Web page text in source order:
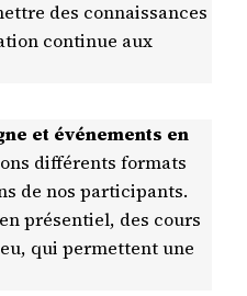
des connaissances
continue aux
et événements en
différents formats
de nos participants.
présentiel, des cours
qui permettent une